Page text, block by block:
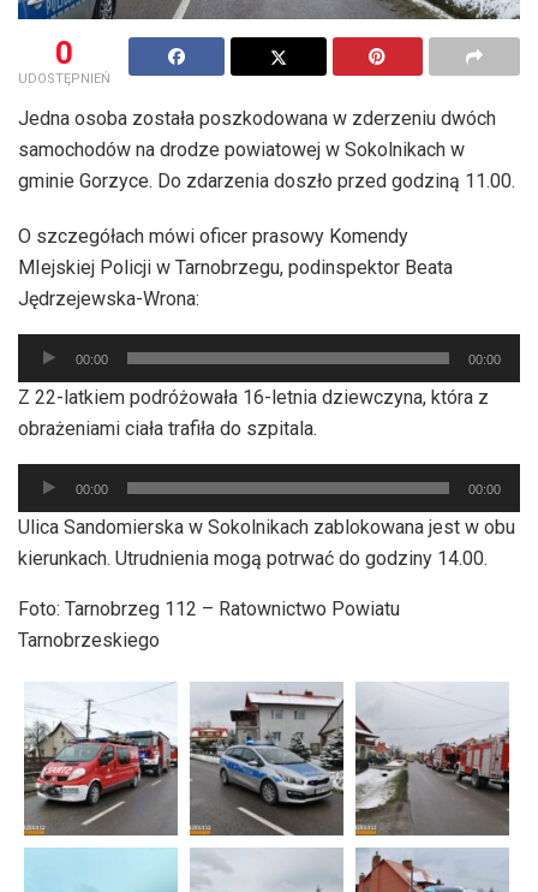
0
UDOSTĘPNIEŃ
Jedna osoba została poszkodowana w zderzeniu dwóch
samochodów na drodze powiatowej w Sokolnikach w
gminie Gorzyce. Do zdarzenia doszło przed godziną 11.00.
O szczegółach mówi oficer prasowy Komendy
MIejskiej Policji w Tarnobrzegu, podinspektor Beata
Jędrzejewska-Wrona:
Odtwarzacz
plików
dźwiękowych
00:00 00:00
Z 22-latkiem podróżowała 16-letnia dziewczyna, która z
obrażeniami ciała trafiła do szpitala.
Odtwarzacz
plików
dźwiękowych
00:00 00:00
Ulica Sandomierska w Sokolnikach zablokowana jest w obu
kierunkach. Utrudnienia mogą potrwać do godziny 14.00.
Foto: Tarnobrzeg 112 – Ratownictwo Powiatu
Tarnobrzeskiego